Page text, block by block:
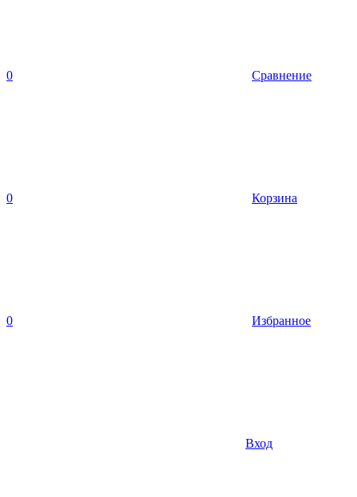
0 Сравнение
0 Корзина
0 Избранное
Вход